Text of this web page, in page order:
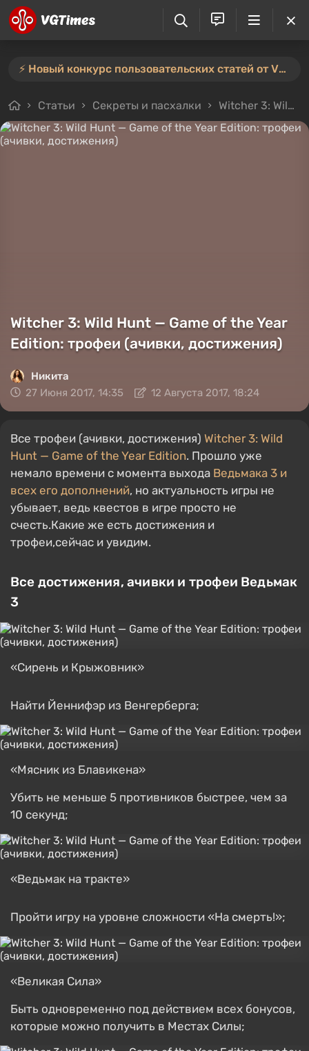
⚡️ Новый конкурс пользовательских статей от VGTimes — участвуйте тут ⚡️
Статьи Секреты и пасхалки Witcher 3: Wild Hunt — Game of the Year Edition: трофеи (ачивки, достижения)
Witcher 3: Wild Hunt — Game of the Year
Edition: трофеи (ачивки, достижения)
Никита
27 Июня 2017, 14:35
12 Августа 2017, 18:24
Все трофеи (ачивки, достижения) Witcher 3: Wild
Hunt — Game of the Year Edition. Прошло уже
немало времени с момента выхода Ведьмака 3 и
всех его дополнений, но актуальность игры не
убывает, ведь квестов в игре просто не
счесть.Какие же есть достижения и
трофеи,сейчас и увидим.
Все достижения, ачивки и трофеи Ведьмак
3
«Сирень и Крыжовник»
Найти Йеннифэр из Венгерберга;
«Мясник из Блавикена»
Убить не меньше 5 противников быстрее, чем за
10 секунд;
«Ведьмак на тракте»
Пройти игру на уровне сложности «На смерть!»;
«Великая Сила»
Быть одновременно под действием всех бонусов,
которые можно получить в Местах Силы;